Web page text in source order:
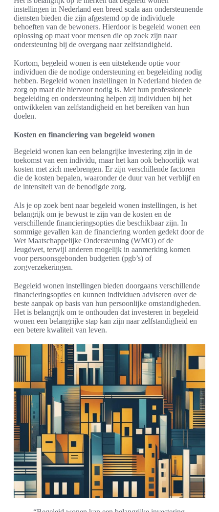
instellingen in Nederland een breed scala aan ondersteunende
diensten bieden die zijn afgestemd op de individuele
behoeften van de bewoners. Hierdoor is begeleid wonen een
oplossing op maat voor mensen die op zoek zijn naar
ondersteuning bij de overgang naar zelfstandigheid.
Kortom, begeleid wonen is een uitstekende optie voor
individuen die de nodige ondersteuning en begeleiding nodig
hebben. Begeleid wonen instellingen in Nederland bieden de
zorg op maat die hiervoor nodig is. Met hun professionele
begeleiding en ondersteuning helpen zij individuen bij het
ontwikkelen van zelfstandigheid en het bereiken van hun
doelen.
Kosten en financiering van begeleid wonen
Begeleid wonen kan een belangrijke investering zijn in de
toekomst van een individu, maar het kan ook behoorlijk wat
kosten met zich meebrengen. Er zijn verschillende factoren
die de kosten bepalen, waaronder de duur van het verblijf en
de intensiteit van de benodigde zorg.
Als je op zoek bent naar begeleid wonen instellingen, is het
belangrijk om je bewust te zijn van de kosten en de
verschillende financieringsopties die beschikbaar zijn. In
sommige gevallen kan de financiering worden gedekt door de
Wet Maatschappelijke Ondersteuning (WMO) of de
Jeugdwet, terwijl anderen mogelijk in aanmerking komen
voor persoonsgebonden budgetten (pgb’s) of
zorgverzekeringen.
Begeleid wonen instellingen bieden doorgaans verschillende
financieringsopties en kunnen individuen adviseren over de
beste aanpak op basis van hun persoonlijke omstandigheden.
Het is belangrijk om te onthouden dat investeren in begeleid
wonen een belangrijke stap kan zijn naar zelfstandigheid en
een betere kwaliteit van leven.